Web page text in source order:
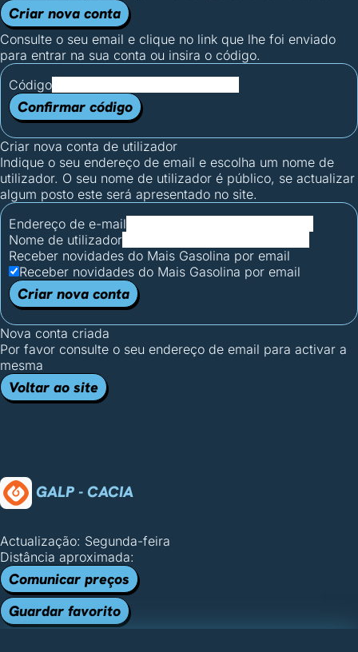
Criar nova conta
Consulte o seu email e clique no link que lhe foi enviado
para entrar na sua conta ou insira o código.
Código
Confirmar código
Criar nova conta de utilizador
Indique o seu endereço de email e escolha um nome de
utilizador. O seu nome de utilizador é público, se actualizar
algum posto este será apresentado no site.
Endereço de e-mail
Nome de utilizador
Receber novidades do Mais Gasolina por email
Receber novidades do Mais Gasolina por email
Criar nova conta
Nova conta criada
Por favor consulte o seu endereço de email para activar a
mesma
Voltar ao site
GALP - CACIA
Actualização: Segunda-feira
Distância aproximada:
Comunicar preços
Guardar favorito